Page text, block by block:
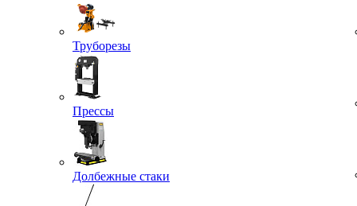
Труборезы
Прессы
Долбежные стаки